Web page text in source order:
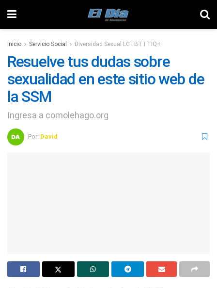
Inicio Servicio Social Diversidad Sexual LGTBTTTIQ+
Resuelve tus dudas sobre
sexualidad en este sitio web de
la SSM
Ingresa a comolehago.org
Por: David